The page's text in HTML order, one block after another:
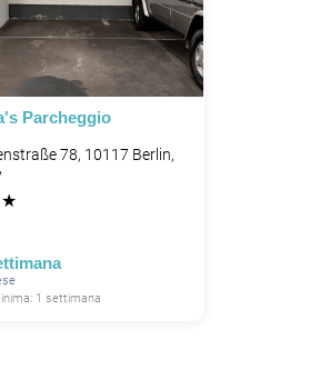
Parcheggio
78, 10117 Berlin,
★
1 settimana